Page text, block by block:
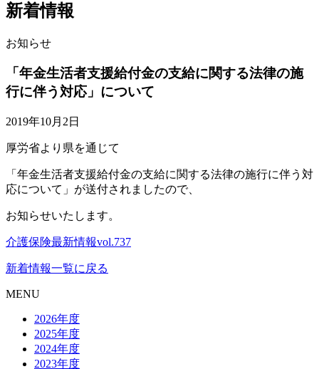
新着情報
お知らせ
「年金生活者支援給付金の支給に関する法律の施
行に伴う対応」について
2019年10月2日
厚労省より県を通じて
「年金生活者支援給付金の支給に関する法律の施行に伴う対
応について」が送付されましたので、
お知らせいたします。
介護保険最新情報vol.737
新着情報一覧に戻る
MENU
2026年度
2025年度
2024年度
2023年度